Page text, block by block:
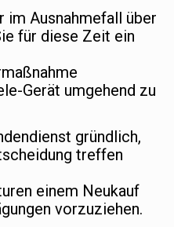
im Ausnahmefall über
für diese Zeit ein
Gerät umgehend zu
gründlich,
treffen
einem Neukauf
vorzuziehen.